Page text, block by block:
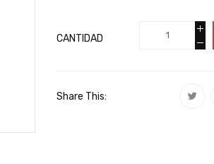
CANTIDAD
Share This: